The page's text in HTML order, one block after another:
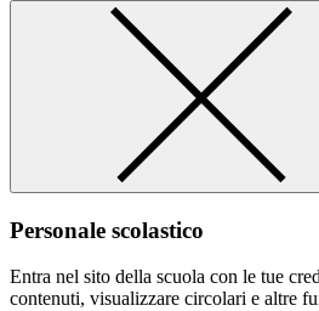
Personale scolastico
Entra nel sito della scuola con le tue
contenuti, visualizzare circolari e altre